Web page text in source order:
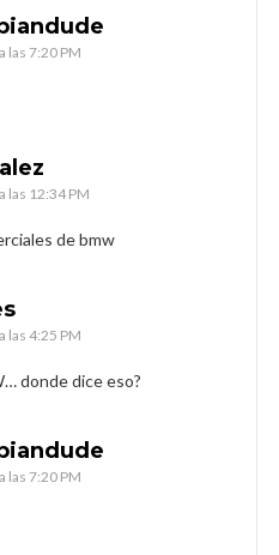
las 7:20 PM
las 12:34 PM
de bmw
las 4:25 PM
donde dice eso?
las 7:20 PM